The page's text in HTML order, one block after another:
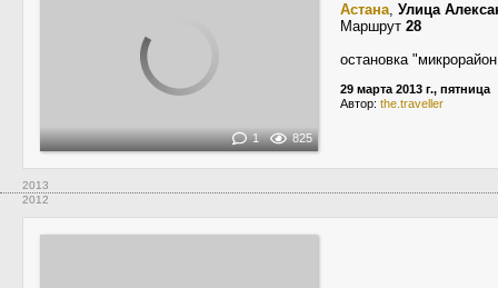
1 825
Астана, Улица
Маршрут 28
остановка
29 марта 2013 г., пятница
Автор: the.traveller
2013
2012